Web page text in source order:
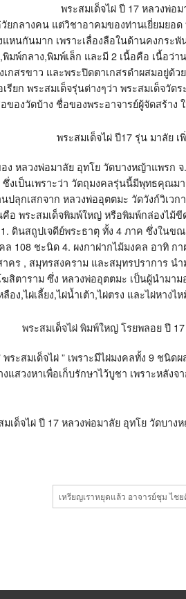
พระสมเด็จไผ่ ปี 17 หลวงพ่อ
กลางคน แต่วิชาอาคมของท่านเยี่ยมยอด
นกันมาก เพราะเลื่องลือในด้านคงกระ
พ์กลาง,พิมพ์เล็ก และมี 2 เนื้อคือ เนื้อว่
กสรขาว และพระปิดตาเกสรดำผสมอยู่ด้
ยก พระสมเด็จรุ่นต่างๆว่า พระสมเด็จวั
องวัดบ้าง ชื่อของพระอาจารย์ผู้จัดสร้าง
พระสมเด็จไผ่ ปี17 รุ่น มาลัย เ
อง หลวงพ่อมาลัย อุทโย วัดบางหญ้าแพร
ซึ่งเป็นเพราะว่า วัตถุมงคลรุ่นนี้มีพุทธคุณ
ปลุกเสกจาก หลวงพ่ออุตตมะ วัดวังก์วิเ
อ พระสมเด็จพิมพ์ใหญ่ หรือพิมพ์กล่องไม้
ดินสถูปเจดีย์พระธาตุ ทั้ง 4 ภาค ซึ่งใน
ล 108 ชะนิด 4. ผงกาฝากไม้มงคล อาทิ
คร , สมุทรสงคราม และสมุทรปราการ
ตาราม ซึ่ง หลวงพ่ออุตตมะ เป็นผู้นำมา
ง,ไผ่เลี้ยง,ไผ่น้ำเต้า,ไผ่ตรง และไผ่หางไ
พระสมเด็จไผ่ พิมพ์ใหญ่ โรยพลอย ปี
พระสมเด็จไผ่ ” เพราะมีไผ่มงคลทั้ง 9 ช
สวงหาเพื่อเก็บรักษาไว้บูชา เพราะหลัง
มเด็จไผ่ ปี 17 หลวงพ่อมาลัย อุทโย วัดบา
เหรียญเราหยุดแล้ว อาจารย์ชุม ไช